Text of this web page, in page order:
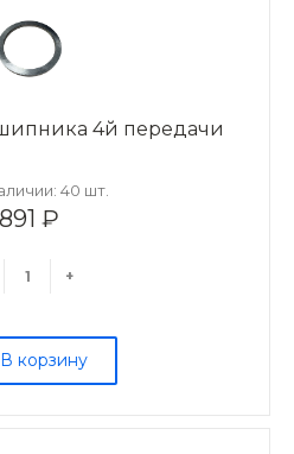
4й передачи
40 шт.
891 ₽
+
В корзину